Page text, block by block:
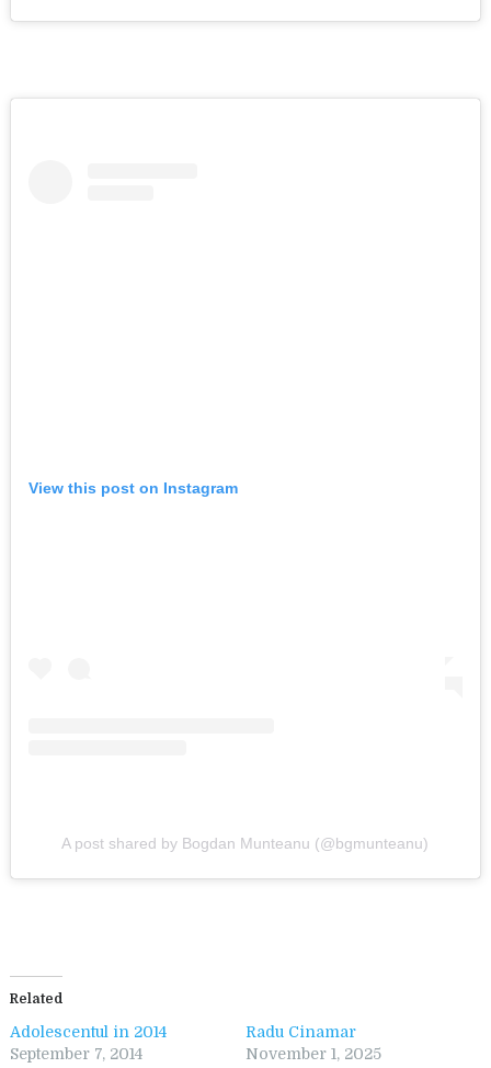
View this post on Instagram
A post shared by Bogdan Munteanu (@bgmunteanu)
Related
Adolescentul in 2014
September 7, 2014
Radu Cinamar
November 1, 2025